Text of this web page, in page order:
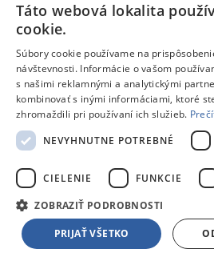
Prečo?
Aký je tvoj celkový pocit z
Na čo je potrebné pri kúpe myslieť?
Pre akého zákazníka je tento
Odoslať hodnotenie
Ďakujeme, tvoje hodnotenie bolo
Blog
De’Longhi ECAM450.65.S Eletta
Nový automatický kávovar Eletta
De'Longhi ponúka viac ako 50 nápojov.
Čítať článok
Blog Navigačné schopnosti robotických
Inteligentné robotické kosačky Ecovacs
potreby inštalácie obvodových káblov.
Táto webová lokalita
cookie.
Súbory cookie používame na
návštevnosti. Informácie o vašom
s našimi reklamnými a analytickými
kombinovať s inými informáciami, ktoré
zhromaždili pri používaní ich služieb.
NEVYHNUTNE POTREBNÉ
CIELENIE FUNKCIE
ZOBRAZIŤ PODROBNOSTI
PRIJAŤ VŠETKO